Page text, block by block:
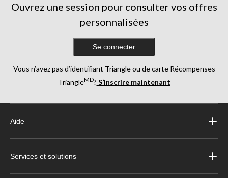
Ouvrez une session pour consulter vos offres
personnalisées
Se connecter
Vous n’avez pas d’identifiant Triangle ou de carte Récompenses
TriangleMD? S’inscrire maintenant
Aide
Services et solutions